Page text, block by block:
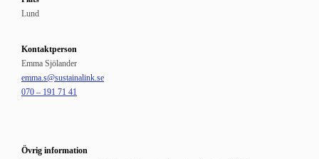
Lund
Kontaktperson
Emma Sjölander
emma.s@sustainalink.se
070 – 191 71 41
Övrig information